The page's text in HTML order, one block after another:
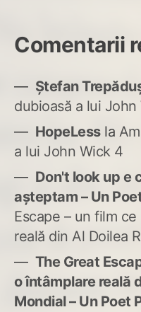
Comentarii
Ștefan
dubioasă a lui
HopeLessla
a lui John Wick 4
Don't look up e
așteptam – Un
Escape – un film
reală din Al Doilea
The Great
o întâmplare reală
Mondial – Un Poet